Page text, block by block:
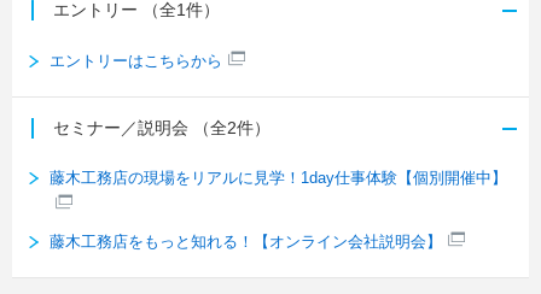
エントリー （全1件）
エントリーはこちらから
セミナー／説明会 （全2件）
藤木工務店の現場をリアルに見学！1day仕事体験【個別開催中】
藤木工務店をもっと知れる！【オンライン会社説明会】